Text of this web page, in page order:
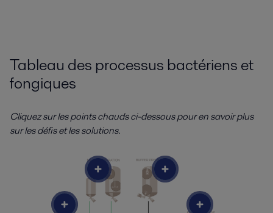
Tableau des processus bactériens et
fongiques
Cliquez sur les points chauds ci-dessous pour en savoir plus
sur les défis et les solutions.